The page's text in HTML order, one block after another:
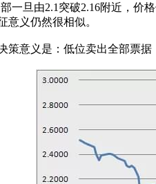
一旦由2.1突破2.16附近，价
意义仍然很相似。
意义是：低位卖出全部票据